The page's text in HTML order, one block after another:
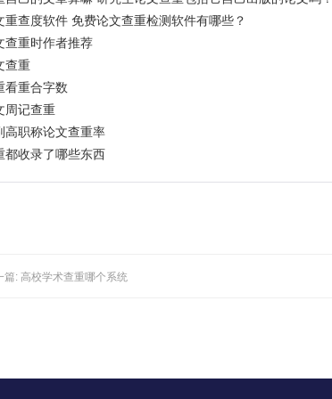
重查度软件 免费论文查重检测软件有哪些？
查重时作者推荐
查重
看重合字数
周记查重
高职称论文查重率
都收录了哪些东西
篇: 高校学术查重哪个系统